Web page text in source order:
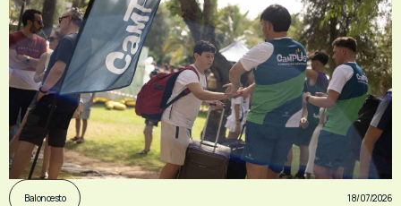
Baloncesto 18/07/2026